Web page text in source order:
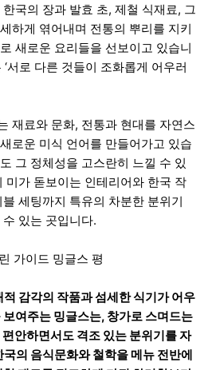
국의 장과 발효 초, 제철 식재료, 그
하게 엮어내며 전통의 뿌리를 지키
새로운 요리들을 선보이고 있습니
서로 다른 것들이 조화롭게 어우러
재료와 문화, 전통과 현대를 자연스
로운 미식 언어를 만들어가고 있습
그 정체성을 고스란히 느낄 수 있
미가 돋보이는 인테리어와 한국 작
세팅까지 특유의 차분한 분위기
있는 곳입니다.
가이드 밍글스 평
감각의 작품과 섬세한 식기가 어우
여주는 밍글스는, 창가로 스며드는
안하면서도 격조 있는 분위기를 자
의 음식문화와 철학을 메뉴 전반에